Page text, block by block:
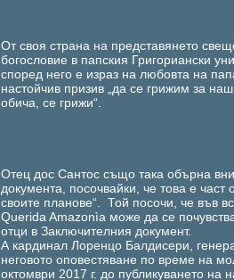
От своя страна на представянето
богословие в папския Григориански
според него е израз на любовта на
настойчив призив „да се грижим за
обича, се грижи“.
Отец дос Сантос също така обърна
документа, посочвайки, че това е част
своите планове“. Той посочи, че във
Querida Amazonìa може да се
отци в Заключителния документ.
А кардинал Лоренцо Балдисери,
неговото оповестяване по време на
октомври 2017 г. до публикуването на